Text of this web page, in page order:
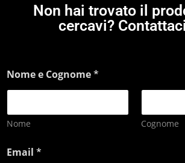
Non hai trovato il
cercavi?
Nome e Cognome*
Nome Cognome
Email *